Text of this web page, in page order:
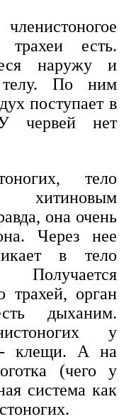
есть.
наружу и
телу. По ним
поступает в
червей нет
тело
хитиновым
она очень
Через нее
в тело
трахей, орган
дыханим.
у
- клещи. А на
(чего у
система как